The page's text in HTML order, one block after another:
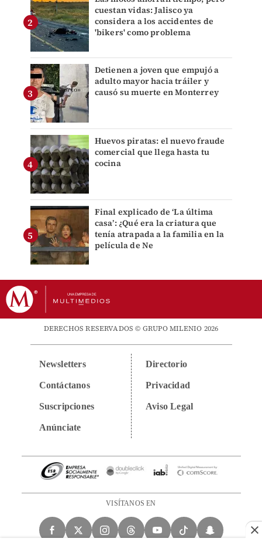
cuestan vidas: Jalisco ya
considera a los accidentes de
'bikers' como problema
Detienen a joven que empujó a
adulto mayor hacia tráiler y
causó su muerte en Monterrey
Huevos piratas: el nuevo fraude
comercial que llega hasta tu
cocina
Final explicado de ‘La última
casa’: ¿Qué era la criatura que
tenía atrapada a la familia en la
película de Ne
DERECHOS RESERVADOS © GRUPO MILENIO 2026
Newsletters
Contáctanos
Suscripciones
Anúnciate
Directorio
Privacidad
Aviso Legal
VISÍTANOS EN